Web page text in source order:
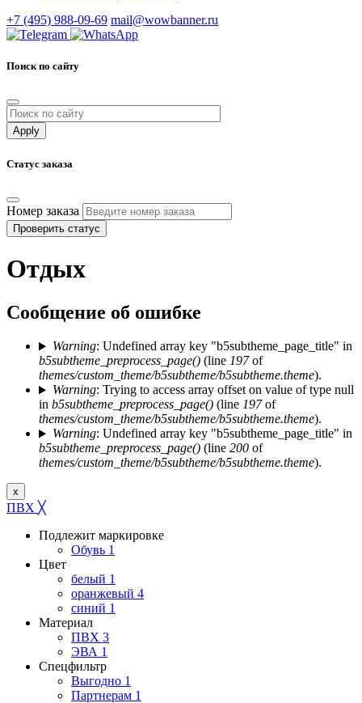
+7 (495) 988-09-69 mail@wowbanner.ru
Поиск по сайту
Статус заказа
Номер заказа
Проверить статус
Отдых
Сообщение об ошибке
Warning: Undefined array key "b5subtheme_page_title" in
b5subtheme_preprocess_page() (line 197of
themes/custom_theme/b5subtheme/b5subtheme.theme).
Warning: Trying to access array offset on value of type null
in b5subtheme_preprocess_page() (line 197of
themes/custom_theme/b5subtheme/b5subtheme.theme).
Warning: Undefined array key "b5subtheme_page_title" in
b5subtheme_preprocess_page() (line 200 of
themes/custom_theme/b5subtheme/b5subtheme.theme).
x
ПВХ ╳
Подлежит маркировке
Обувь 1
Цвет
белый 1
оранжевый 4
синий 1
Материал
ПВХ 3
ЭВА 1
Спецфильтр
Выгодно 1
Партнерам 1